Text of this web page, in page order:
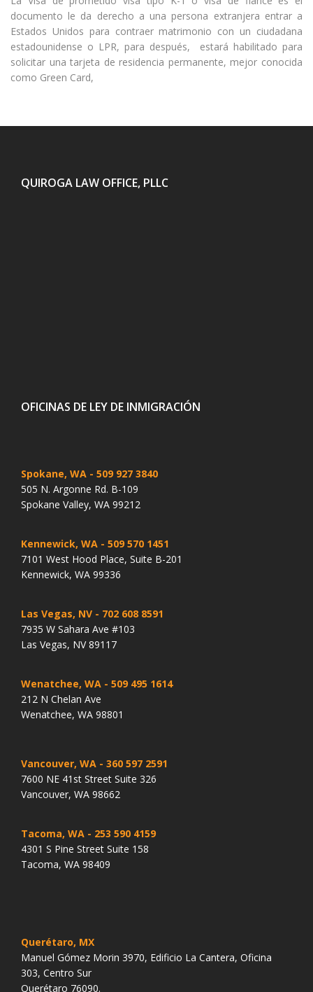
documento le da derecho a una persona extranjera entrar a
Estados Unidos para contraer matrimonio con un ciudadana
estadounidense o LPR, para después, estará habilitado para
solicitar una tarjeta de residencia permanente, mejor conocida
como Green Card,
QUIROGA LAW OFFICE, PLLC
OFICINAS DE LEY DE INMIGRACIÓN
Spokane, WA - 509 927 3840
505 N. Argonne Rd. B-109
Spokane Valley, WA 99212
Kennewick, WA - 509 570 1451
7101 West Hood Place, Suite B-201
Kennewick, WA 99336
Las Vegas, NV - 702 608 8591
7935 W Sahara Ave #103
Las Vegas, NV 89117
Wenatchee, WA - 509 495 1614
212 N Chelan Ave
Wenatchee, WA 98801
Vancouver, WA - 360 597 2591
7600 NE 41st Street Suite 326
Vancouver, WA 98662
Tacoma, WA - 253 590 4159
4301 S Pine Street Suite 158
Tacoma, WA 98409
Querétaro, MX
Manuel Gómez Morin 3970, Edificio La Cantera, Oficina
303, Centro Sur
Querétaro 76090.